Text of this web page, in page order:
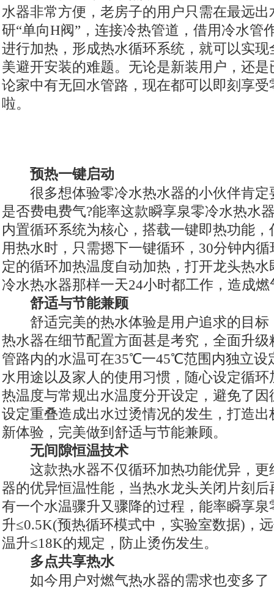
水器非常方便，老房子的用户只需在最远
研“单向H阀”，连接冷热管道，借用冷水管
进行加热，形成热水循环系统，就可以实
美避开安装的难题。无论是新装用户，还
论家中有无回水管路，现在都可以即刻享
啦。
预热一键启动
很多想体验零冷水热水器的小伙伴肯定
是否费电费气?能率这款瞬享泉零冷水热水
内置循环系统为核心，搭载一键即热功能
用热水时，只需摁下一键循环，30分钟内
定的循环加热温度自动加热，打开龙头热
冷水热水器那样一天24小时都工作，造成燃
舒适与节能兼顾
舒适完美的热水体验是用户追求的目标
热水器在细节配置方面甚是考究，全面升
管路内的水温可在35℃一45℃范围内独立设
水用途以及家人的使用习惯，随心设定循
热温度与常规出水温度分开设定，避免了
设定重叠造成出水过烫情况的发生，打造
新体验，完美做到舒适与节能兼顾。
无间隙恒温技术
这款热水器不仅循环加热功能优异，更
器的优异恒温性能，当热水龙头关闭片刻
有一个水温骤升又骤降的过程，能率瞬享
升≤0.5K(预热循环模式中，实验室数据)，
温升≤18K的规定，防止烫伤发生。
多点共享热水
如今用户对燃气热水器的需求也变多了